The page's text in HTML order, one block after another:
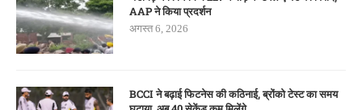
AAP ने किया प्रदर्शन
अगस्त 6, 2026
BCCI ने बढ़ाई फिटनेस की कठिनाई, ब्रोंको टेस्ट का समय